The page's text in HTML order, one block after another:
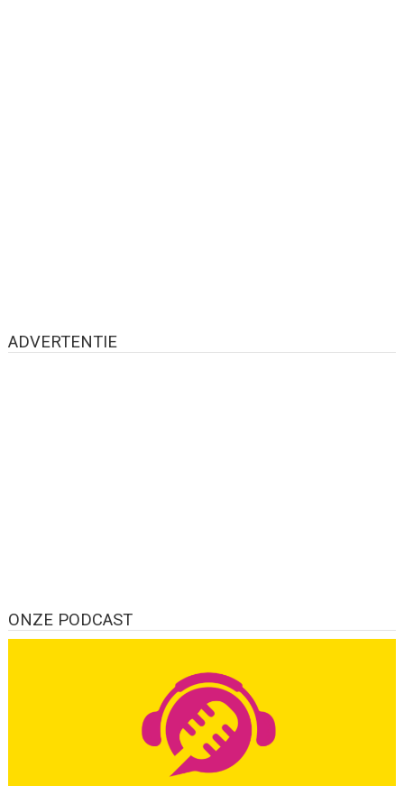
ADVERTENTIE
ONZE PODCAST